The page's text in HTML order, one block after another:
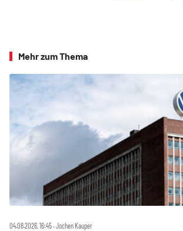
Mehr zum Thema
04.08.2026, 16:45 ‧ Jochen Kauper